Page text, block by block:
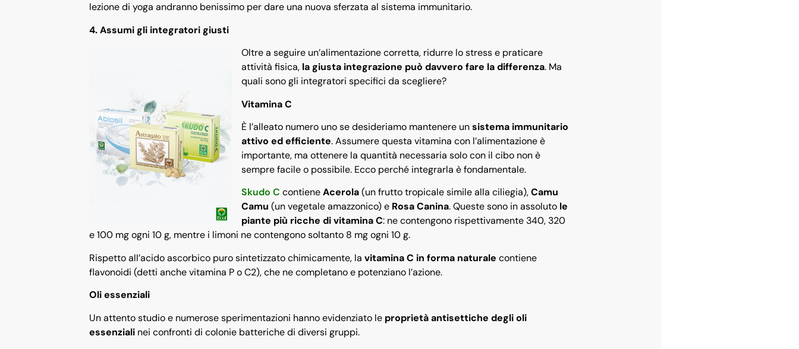
lezione di yoga andranno benissimo per dare una nuova sferzata al sistema immunitario.
4. Assumi gli integratori giusti
Oltre a seguire un’alimentazione corretta, ridurre lo stress e praticare
attività fisica, la giusta integrazione può davvero fare la differenza. Ma
quali sono gli integratori specifici da scegliere?
Vitamina C
È l’alleato numero uno se desideriamo mantenere unsistema immunitario
attivo ed efficiente. Assumere questa vitamina con l’alimentazione è
importante, ma ottenere la quantità necessaria solo con il cibo non è
sempre facile o possibile. Ecco perché integrarla è fondamentale.
Skudo C contieneAcerola(un frutto tropicale simile alla ciliegia),Camu
Camu (un vegetale amazzonico) e Rosa Canina. Queste sono in assoluto le
piante più ricche di vitamina C: ne contengono rispettivamente 340, 320
e 100 mg ogni 10 g, mentre i limoni ne contengono soltanto 8 mg ogni 10 g.
Rispetto all’acido ascorbico puro sintetizzato chimicamente, la vitamina C in forma naturale contiene
flavonoidi (detti anche vitamina P o C2), che ne completano e potenziano l’azione.
Oli essenziali
Un attento studio e numerose sperimentazioni hanno evidenziato le proprietà antisettiche degli oli
essenziali nei confronti di colonie batteriche di diversi gruppi.